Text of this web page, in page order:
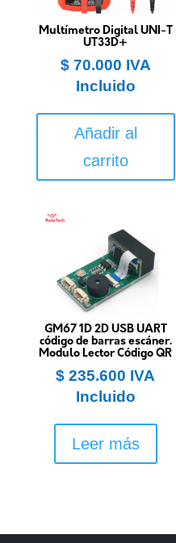
Multímetro Digital UNI-T
UT33D+
$70.000 IVA
Incluido
Añadir al
carrito
GM67 1D 2D USB UART
código de barras escáner.
Modulo Lector Código QR
$ 235.600 IVA
Incluido
Leer más